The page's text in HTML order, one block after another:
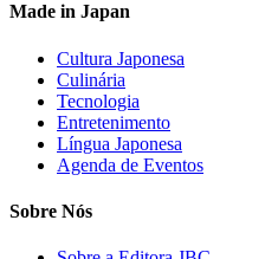
Made in Japan
Cultura Japonesa
Culinária
Tecnologia
Entretenimento
Língua Japonesa
Agenda de Eventos
Sobre Nós